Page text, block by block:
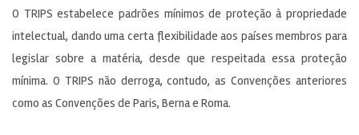
O TRIPS estabelece padrões mínimos de proteção à propriedade
intelectual, dando uma certa flexibilidade aos países membros para
legislar sobre a matéria, desde que respeitada essa proteção
mínima. O TRIPS não derroga, contudo, as Convenções anteriores
como as Convenções de Paris, Berna e Roma.